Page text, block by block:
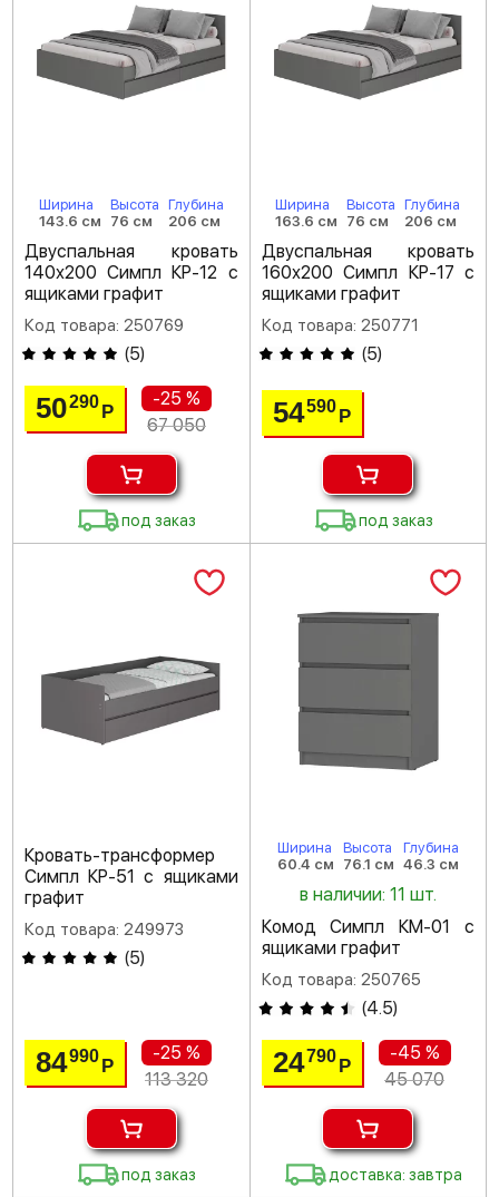
Ширина
143.6 см
Высота
76 см
Глубина
206 см
Двуспальная кровать
140х200 Симпл КР-12 с
ящиками графит
Код товара: 250769
(5)
50290Р
-25 %
67 050
под заказ
Ширина
163.6 см
Высота
76 см
Глубина
206 см
Двуспальная кровать
160х200 Симпл КР-17 с
ящиками графит
Код товара: 250771
(5)
54590 Р
под заказ
Кровать-трансформер
Симпл КР-51 с ящиками
графит
Код товара: 249973
(5)
84990Р
-25 %
113 320
под заказ
Ширина
60.4 см
Высота
76.1 см
Глубина
46.3 см
в наличии: 11 шт.
Комод Симпл КМ-01 с
ящиками графит
Код товара: 250765
(4.5)
24790 Р
-45 %
45 070
доставка: завтра